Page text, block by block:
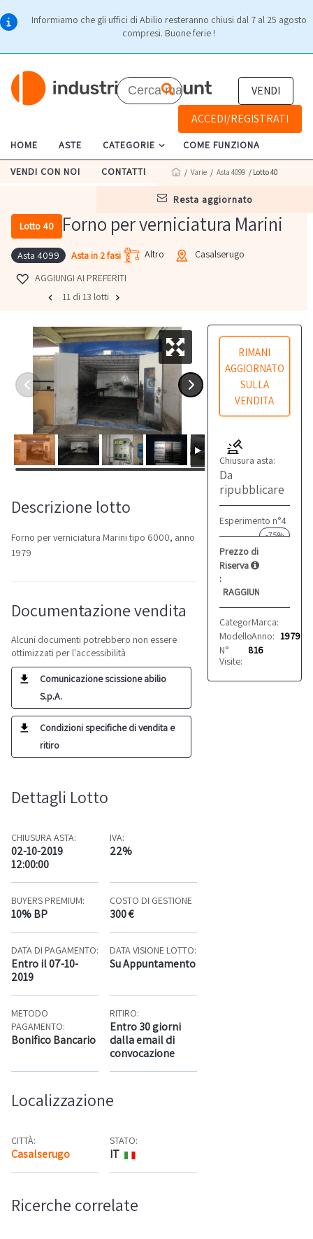
Informiamo che gli uffici di Abilio resteranno chiusi dal 7 al 25 agosto
compresi. Buone ferie !
VENDI
ACCEDI/REGISTRATI
HOME ASTE CATEGORIE COME FUNZIONA
VENDI CON NOI CONTATTI
resta aggiornato
/ Varie / Asta 4099 / Lotto 40
Lotto 40 Forno per verniciatura Marini
Asta 4099 Asta in 2 fasi Altro
Casalserugo
AGGIUNGI AI PREFERITI
11 di 13 lotti
RIMANI
AGGIORNATO
SULLA
VENDITA
Chiusura asta:
Da
ripubblicare
Esperimento n°4
-75%
Prezzo di
Riserva
:
RAGGIUNTO
Categoria: Altro
Marca:
Modello: 6000
Anno: 1979
N°
Visite:
816
Descrizione lotto
Forno per verniciatura Marini tipo 6000, anno
1979
Documentazione vendita
Alcuni documenti potrebbero non essere
ottimizzati per l'accessibilità
Comunicazione scissione abilio
S.p.A.
Condizioni specifiche di vendita e
ritiro
Dettagli Lotto
CHIUSURA ASTA:
02-10-2019
12:00:00
IVA:
22%
BUYERS PREMIUM:
10% BP
COSTO DI GESTIONE
300 €
DATA DI PAGAMENTO:
Entro il 07-10-
2019
DATA VISIONE LOTTO:
Su Appuntamento
METODO
PAGAMENTO:
Bonifico Bancario
RITIRO:
Entro 30 giorni
dalla email di
convocazione
Localizzazione
CITTÀ:
Casalserugo Mappa
STATO:
IT
Ricerche correlate